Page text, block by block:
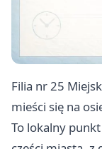
Filia nr 25
mieści się na
To lokalny